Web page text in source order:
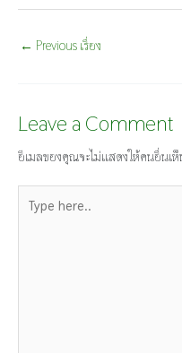
← Previous เรื่อง
Leave a Comment
อีเมลของคุณจะไม่แสดงให้คนอื่นเ
here..